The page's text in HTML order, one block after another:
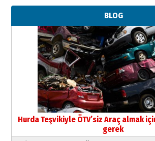
BLOG
Hurda Teşvikiyle ÖTV’siz Araç almak
gerek